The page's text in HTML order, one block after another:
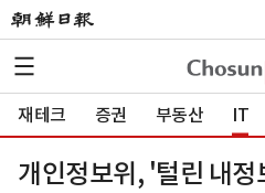
재테크 증권 부동산 IT
개인정보위, '털린 내정